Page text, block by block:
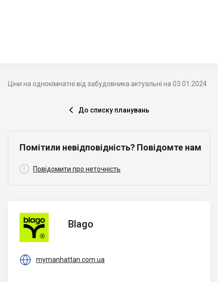
Ціни на однокімнатні від забудовника актуальні на 03.01.2024
 До списку планувань
Помітили невідповідність? Повідомте нам
 Повідомити про неточність
Blago
Blago
 mymanhattan.com.ua